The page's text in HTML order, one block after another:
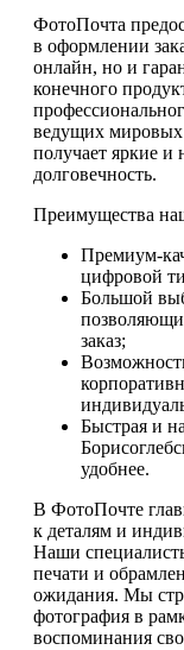
ФотоПочта
в оформлении
онлайн, но и
конечного
ведущих мировых
получает яркие и
долговечность.
Преимущества
Премиум-
цифровой
Большой
заказ;
Быстрая и
удобнее.
В ФотоПочте
к деталям и
Наши
печати и
ожидания. Мы
фотография в
воспоминания